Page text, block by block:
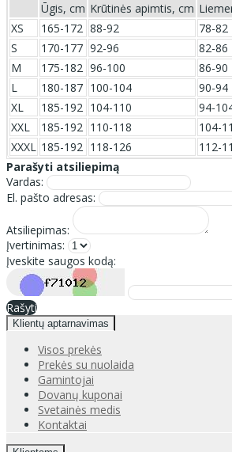
Ūgis, cm Krūtinės apimtis, cm
XS
165-172 88-92
78-82
S
170-177 92-96
82-86
M
175-182 96-100
86-90
L
180-187 100-104
90-94
XL
185-192 104-110
94-
XXL
185-192 110-118
104-
XXXL 185-192 118-126
112-
Parašyti atsiliepimą
Vardas:
El. pašto adresas:
Atsiliepimas:
Įvertinimas:
Įveskite saugos kodą:
Rašyti
Klientų aptarnavimas
Visos prekės
Prekės su nuolaida
Gamintojai
Dovanų kuponai
Svetainės medis
Kontaktai